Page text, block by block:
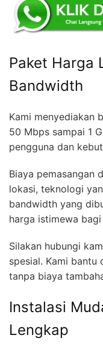
Paket Harga
Bandwidth
Kami menyediakan
50 Mbps sampai 1
pengguna dan
Biaya pemasangan
lokasi, teknologi
bandwidth yang
harga istimewa
Silakan hubungi
spesial. Kami bantu
tanpa biaya
Instalasi
Lengkap